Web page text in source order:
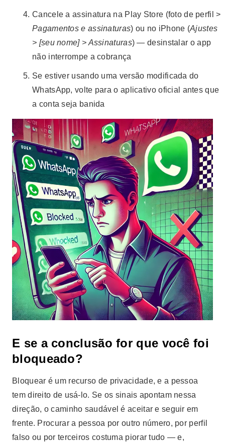
Cancele a assinatura na Play Store (foto de perfil >
Pagamentos e assinaturas) ou no iPhone (Ajustes
> [seu nome] > Assinaturas) — desinstalar o app
não interrompe a cobrança
Se estiver usando uma versão modificada do
WhatsApp, volte para o aplicativo oficial antes que
a conta seja banida
E se a conclusão for que você foi
bloqueado?
Bloquear é um recurso de privacidade, e a pessoa
tem direito de usá-lo. Se os sinais apontam nessa
direção, o caminho saudável é aceitar e seguir em
frente. Procurar a pessoa por outro número, por perfil
falso ou por terceiros costuma piorar tudo — e,